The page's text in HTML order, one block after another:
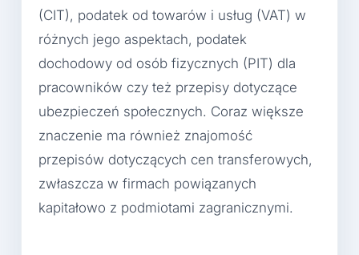
(CIT), podatek od towarów i usług (VAT) w
różnych jego aspektach, podatek
dochodowy od osób fizycznych (PIT) dla
pracowników czy też przepisy dotyczące
ubezpieczeń społecznych. Coraz większe
znaczenie ma również znajomość
przepisów dotyczących cen transferowych,
zwłaszcza w firmach powiązanych
kapitałowo z podmiotami zagranicznymi.